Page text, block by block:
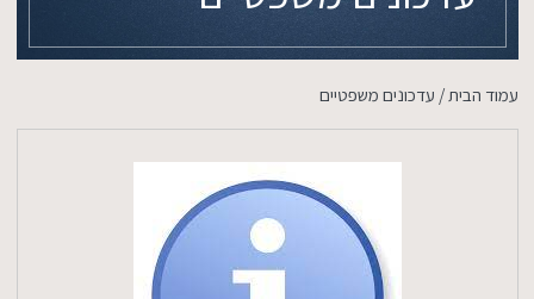
עמוד הבית / עדכונים משפטיים